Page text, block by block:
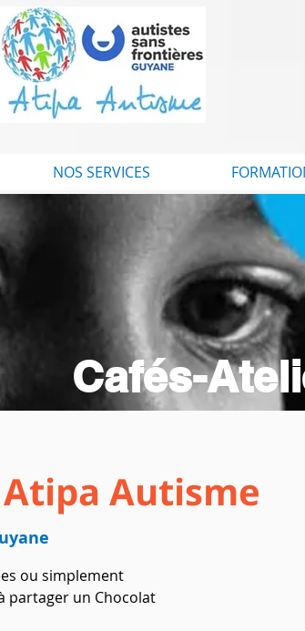
NOS SERVICES
Cafés-
Autisme
ou simplement
partager un Chocolat